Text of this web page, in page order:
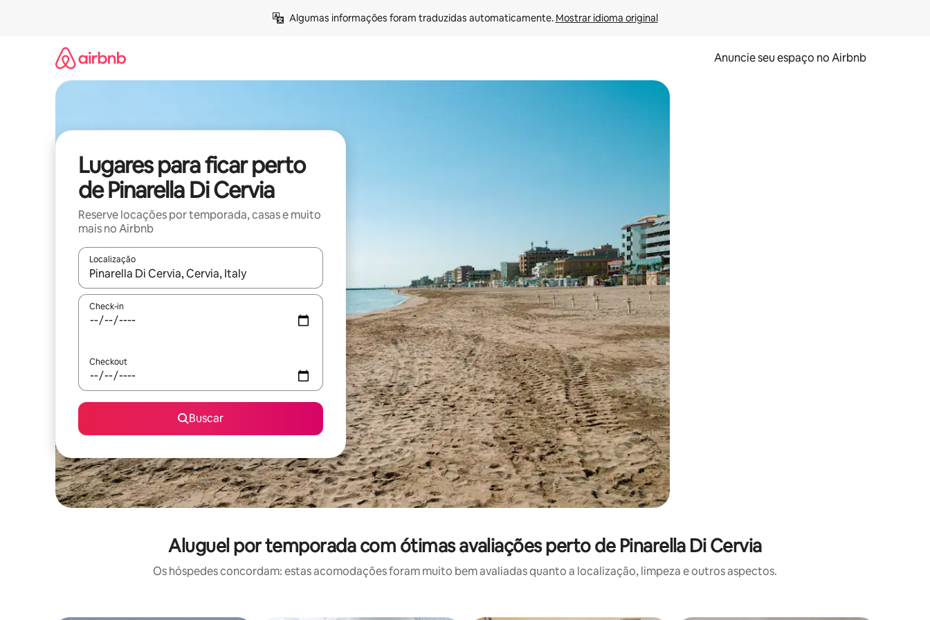
Algumas informações foram traduzidas automaticamente. Mostrar idioma original
Anuncie seu espaço no Airbnb
Lugares para ficar perto
de Pinarella Di Cervia
Reserve locações por temporada, casas e muito
mais no Airbnb
Localização
Quando os resultados estiverem disponíveis, explore-os usando as seta para cima e para baixo do teclado ou tocando e deslizando o dedo na tela.
Check-in
Checkout
Buscar
Aluguel por temporada com ótimas avaliações perto de Pinarella Di Cervia
Os hóspedes concordam: estas acomodações foram muito bem avaliadas quanto a localização, limpeza e outros aspectos.